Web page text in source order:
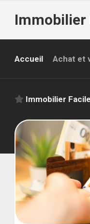
Immobilier
Accueil Achat et
Immobilier Facile